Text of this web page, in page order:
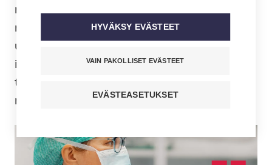
ratkaisua myös kansainvälisestä
rekrytoinnista. Työvoiman hankkiminen
ulkomailta on kannatettavaa, mutta
ilman vahvaa suomen tai ruotsin kielen
taitoa ei ole turvallista hoitoa, eikä
mahdollisuutta työllistyä alalle.
HYVÄKSY EVÄSTEET
VAIN PAKOLLISET EVÄSTEET
EVÄSTEASETUKSET